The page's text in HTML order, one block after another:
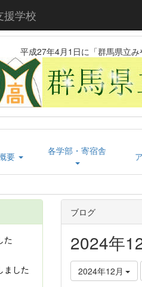
援学校
平成27年4月1日に「群馬県立
要 各学部・寄宿舎
ブログ
2024年
2024年12月
た
ました